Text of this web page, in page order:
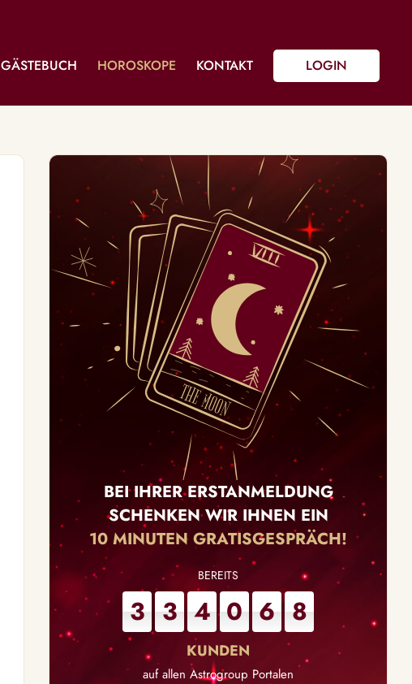
GÄSTEBUCH HOROSKOPE KONTAKT LOGIN
BEI IHRER ERSTANMELDUNG
SCHENKEN WIR IHNEN EIN
10 MINUTEN GRATISGESPRÄCH!
3 3 4 0 6 8
auf allen Astrogroup Portalen